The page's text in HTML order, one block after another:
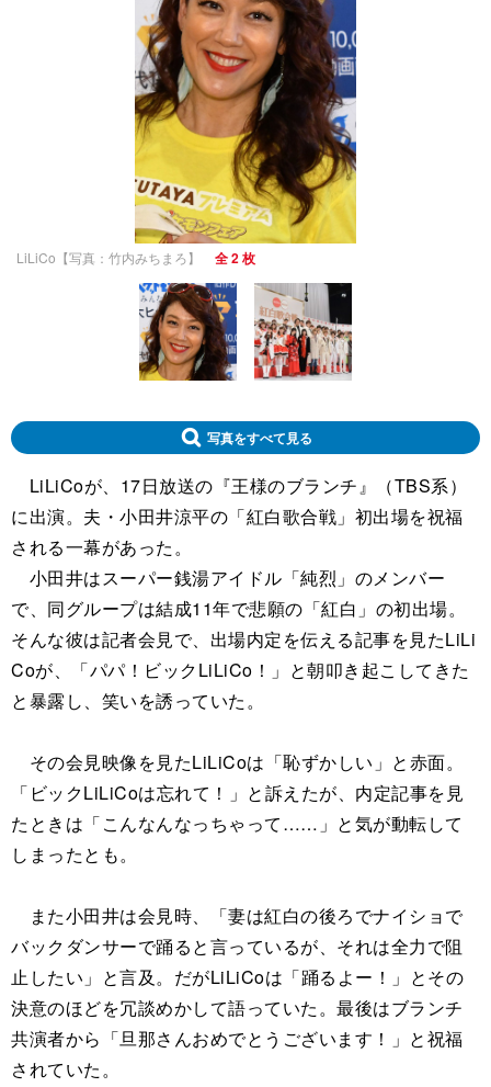
LiLiCo【写真：竹内みちまろ】 全 2 枚
写真をすべて見る
LiLiCoが、17日放送の『王様のブランチ』（TBS系）
に出演。夫・小田井涼平の「紅白歌合戦」初出場を祝福
される一幕があった。
小田井はスーパー銭湯アイドル「純烈」のメンバー
で、同グループは結成11年で悲願の「紅白」の初出場。
そんな彼は記者会見で、出場内定を伝える記事を見たLiLi
Coが、「パパ！ビックLiLiCo！」と朝叩き起こしてきた
と暴露し、笑いを誘っていた。
その会見映像を見たLiLiCoは「恥ずかしい」と赤面。
「ビックLiLiCoは忘れて！」と訴えたが、内定記事を見
たときは「こんなんなっちゃって……」と気が動転して
しまったとも。
また小田井は会見時、「妻は紅白の後ろでナイショで
バックダンサーで踊ると言っているが、それは全力で阻
止したい」と言及。だがLiLiCoは「踊るよー！」とその
決意のほどを冗談めかして語っていた。最後はブランチ
共演者から「旦那さんおめでとうございます！」と祝福
されていた。